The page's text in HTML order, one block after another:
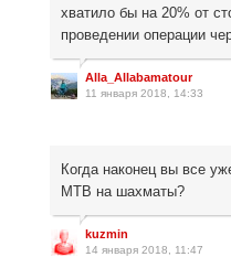
хватило бы на 20% от
проведении операции
Alla_Allabamatour
11 января 2018, 14:33
Когда наконец вы все
MTB на шахматы?
kuzmin
14 января 2018, 11:47